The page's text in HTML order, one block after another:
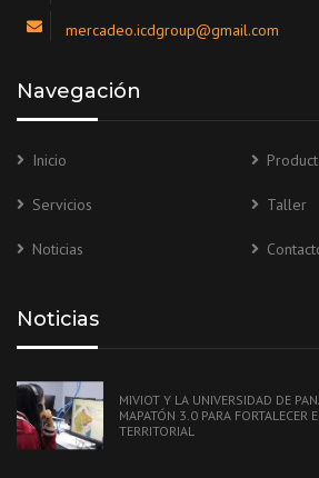
mercadeo.icdgroup@gmail.com
Navegación
Inicio
Servicios Taller
Noticias
Noticias
MIVIOT Y LA UNIVERSIDAD DE
MAPATÓN 3.0 PARA FORTALECER
TERRITORIAL